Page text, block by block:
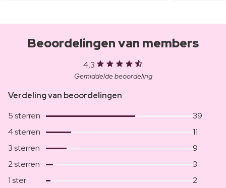
Beoordelingen van members
4,3
Gemiddelde beoordeling
Verdeling van beoordelingen
5 sterren
39
4 sterren
11
3 sterren
9
2 sterren
3
1 ster
2